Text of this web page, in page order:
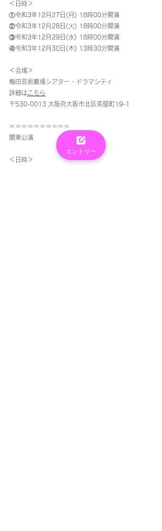
＜日時＞
①令和3年12月27日(月) 18時00分開演
②令和3年12月28日(火) 18時00分開演
③令和3年12月29日(水) 18時00分開演
④令和3年12月30日(木) 13時30分開演
＜会場＞
梅田芸術劇場シアター・ドラマシティ
詳細はこちら
〒530-0013 大阪府大阪市北区茶屋町19-1
＝＝＝＝＝＝＝＝＝＝
関東公演
＜日時＞
エントリー